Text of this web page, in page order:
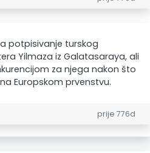
potpisivanje turskog
Yilmaza iz Galatasaraya, ali
za njega nakon što
Europskom prvenstvu.
prije 776d